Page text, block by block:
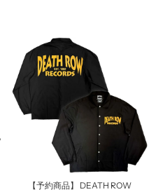
【予約商品】 DEATH ROW